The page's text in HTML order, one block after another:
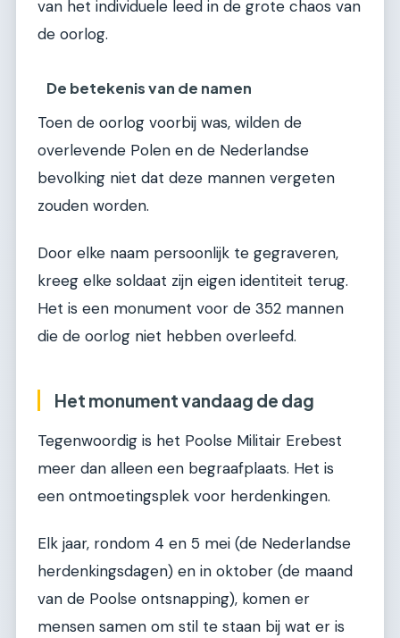
van het individuele leed in de grote chaos van
de oorlog.
De betekenis van de namen
Toen de oorlog voorbij was, wilden de
overlevende Polen en de Nederlandse
bevolking niet dat deze mannen vergeten
zouden worden.
Door elke naam persoonlijk te gegraveren,
kreeg elke soldaat zijn eigen identiteit terug.
Het is een monument voor de 352 mannen
die de oorlog niet hebben overleefd.
Het monument vandaag de dag
Tegenwoordig is het Poolse Militair Erebest
meer dan alleen een begraafplaats. Het is
een ontmoetingsplek voor herdenkingen.
Elk jaar, rondom 4 en 5 mei (de Nederlandse
herdenkingsdagen) en in oktober (de maand
van de Poolse ontsnapping), komen er
mensen samen om stil te staan bij wat er is